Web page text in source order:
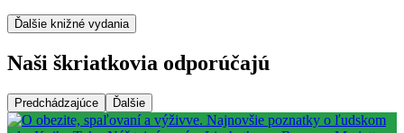
Ďalšie knižné vydania
Naši škriatkovia odporúčajú
Predchádzajúce Ďalšie